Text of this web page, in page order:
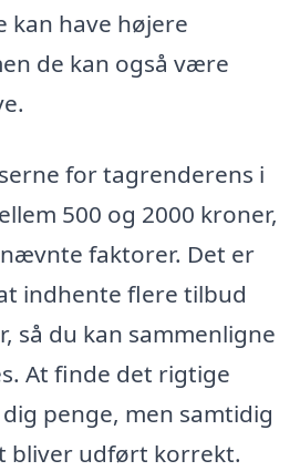
have højere
de kan også være
for tagrenderens i
500 og 2000 kroner,
faktorer. Det er
indhente flere tilbud
så du kan sammenligne
At finde det rigtige
penge, men samtidig
bliver udført korrekt.